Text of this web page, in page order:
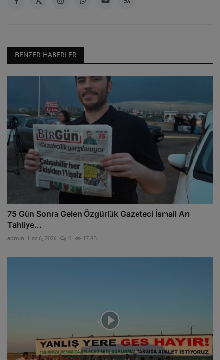
BENZER HABERLER
75 Gün Sonra Gelen Özgürlük Gazeteci İsmail Arı
Tahliye...
admin Haz 6, 2026 0 17.8B